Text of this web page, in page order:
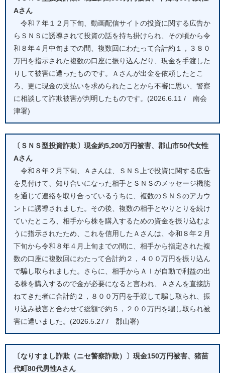
Aさん
令和７年１２月下旬、動画配信サイトの投資に関する広告か
らＳＮＳに誘導されて投資の話を持ち掛けられ、その頃から令
和８年４月中旬までの間、複数回にわたって合計約１，３８０
万円を指示された複数の口座に振り込んだり、現金を手渡した
りして被害に遭ったものです。Ａさんが出金を依頼したとこ
ろ、更に現金の支払いを求められたことから不審に思い、警察
に相談して詐欺被害が判明したものです。(2026.6.11 / 南会
津署)
〔ＳＮＳ型投資詐欺〕現金約5,200万円被害、郡山市50代女性
Aさん
令和８年２月下旬、Ａさんは、ＳＮＳ上で投資に関する広告
を見付けて、知り合いになった相手とＳＮＳのメッセージ機能
を通じて連絡を取り合っているうちに、複数のＳＮＳのアカウ
ントに誘導されました。その後、複数の相手とやりとりを続け
ていたところ、相手から株を購入するための資金を振り込むよ
うに指示されたため、これを信用したＡさんは、令和８年２月
下旬から令和８年４月上旬までの間に、相手から指定された複
数の口座に複数回にわたって合計約２，４００万円を振り込ん
で騙し取られました。さらに、相手からＡＩが自動で利益の出
る株を購入するので金が必要になると言われ、Ａさんを直接訪
ねてきた者に合計約２，８００万円を手渡して騙し取られ、振
り込み被害と合わせて総額で約５，２００万円を騙し取られ被
害に遭いました。(2026.5.27 / 郡山署)
〔なりすまし詐欺（ニセ警察詐欺）〕現金150万円被害、猪苗
代町80代男性Aさん